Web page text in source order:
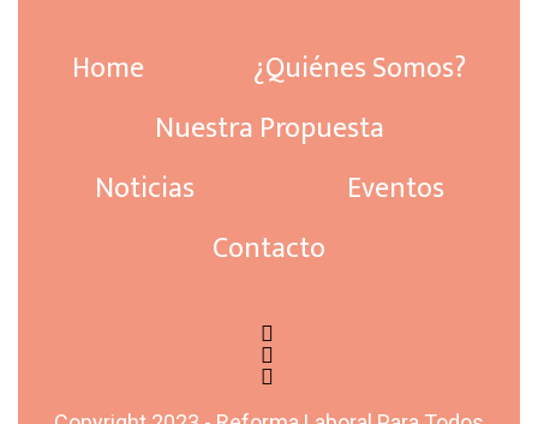
Home
¿Quiénes Somos?
Nuestra Propuesta
Noticias
Eventos
Contacto